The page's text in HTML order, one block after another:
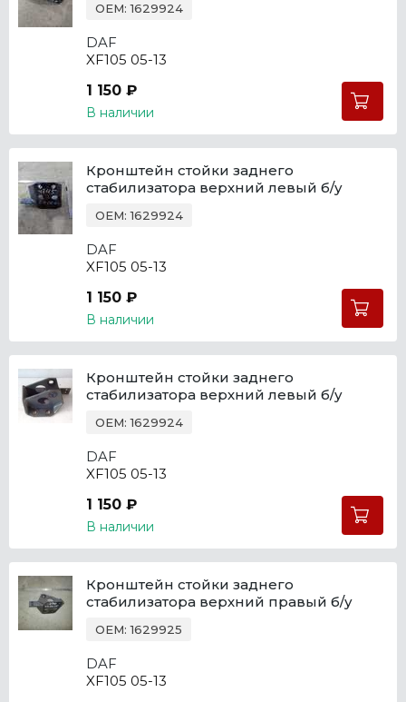
OEM: 1629924
DAF
XF105 05-13
1 150 ₽
В наличии
Кронштейн стойки заднего
стабилизатора верхний левый б/у
OEM: 1629924
DAF
XF105 05-13
1 150 ₽
В наличии
Кронштейн стойки заднего
стабилизатора верхний левый б/у
OEM: 1629924
DAF
XF105 05-13
1 150 ₽
В наличии
Кронштейн стойки заднего
стабилизатора верхний правый б/у
OEM: 1629925
DAF
XF105 05-13